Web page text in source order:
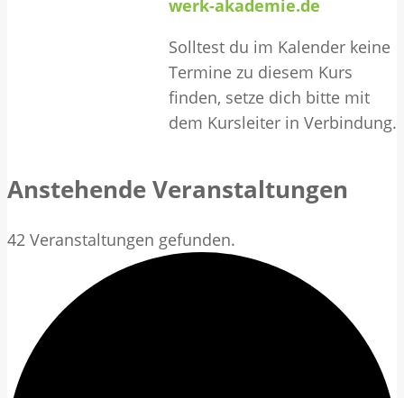
werk-akademie.de
Solltest du im Kalender keine
Termine zu diesem Kurs
finden, setze dich bitte mit
dem Kursleiter in Verbindung.
Anstehende Veranstaltungen
42 Veranstaltungen gefunden.